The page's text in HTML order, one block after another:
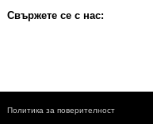
Политика за поверителност
Свържете се с нас: